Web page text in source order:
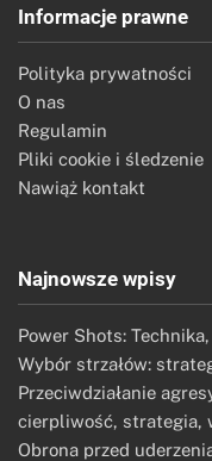
Informacje prawne
Polityka prywatności
O nas
Regulamin
Pliki cookie i śledzenie
Nawiąż kontakt
Najnowsze wpisy
Power Shots:
Wybór strzałów:
Przeciwdziałanie
cierpliwość, strategia,
Obrona przed